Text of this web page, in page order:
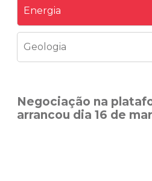
Energia
Geologia
Negociação na
arrancou dia 16 de